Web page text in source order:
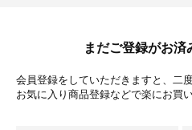
まだご登録がお済
会員登録をしていただきますと、二
お気に入り商品登録などで楽にお買